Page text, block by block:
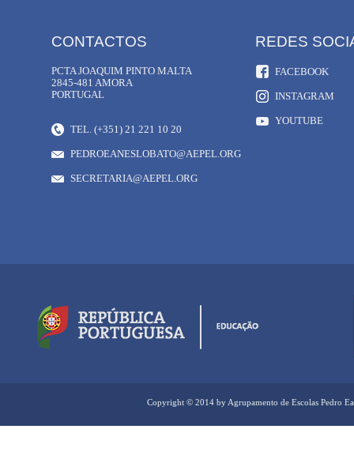
TEL. (+351) 21 221 10 20
PEDROEANESLOBATO@AEPEL.ORG
SECRETARIA@AEPEL.ORG
FACEBOOK
INSTAGRAM
YOUTUBE
CONTACTOS
PCTA JOAQUIM PINTO MALTA
2845-481 AMORA
PORTUGAL
REDES
Copyright © 2014 by Agrupamento de Escolas Pedro